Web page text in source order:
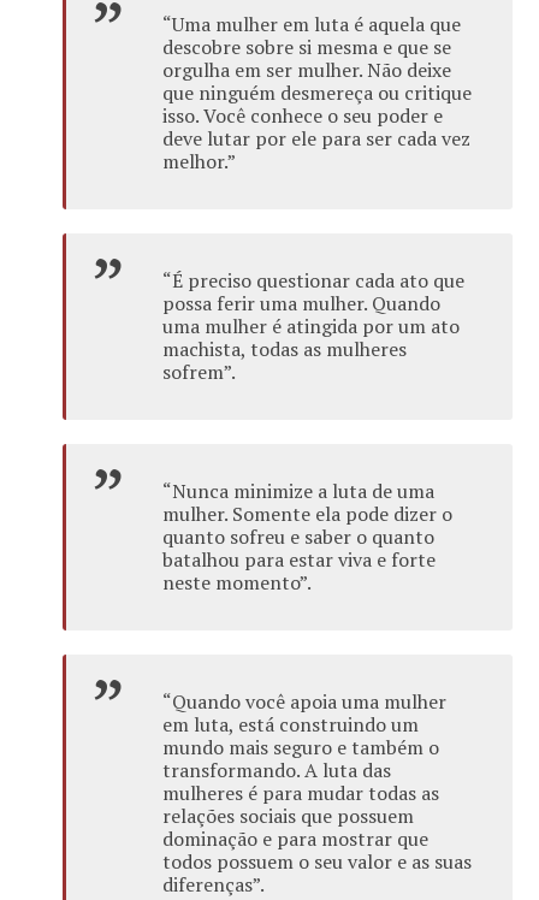
“Uma mulher em luta é aquela que
descobre sobre si mesma e que se
orgulha em ser mulher. Não deixe
que ninguém desmereça ou critique
isso. Você conhece o seu poder e
deve lutar por ele para ser cada vez
melhor.”
“É preciso questionar cada ato que
possa ferir uma mulher. Quando
uma mulher é atingida por um ato
machista, todas as mulheres
sofrem”.
“Nunca minimize a luta de uma
mulher. Somente ela pode dizer o
quanto sofreu e saber o quanto
batalhou para estar viva e forte
neste momento”.
“Quando você apoia uma mulher
em luta, está construindo um
mundo mais seguro e também o
transformando. A luta das
mulheres é para mudar todas as
relações sociais que possuem
dominação e para mostrar que
todos possuem o seu valor e as suas
diferenças”.